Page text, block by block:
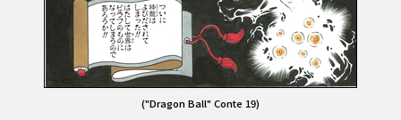
("Dragon Ball" Conte 19)